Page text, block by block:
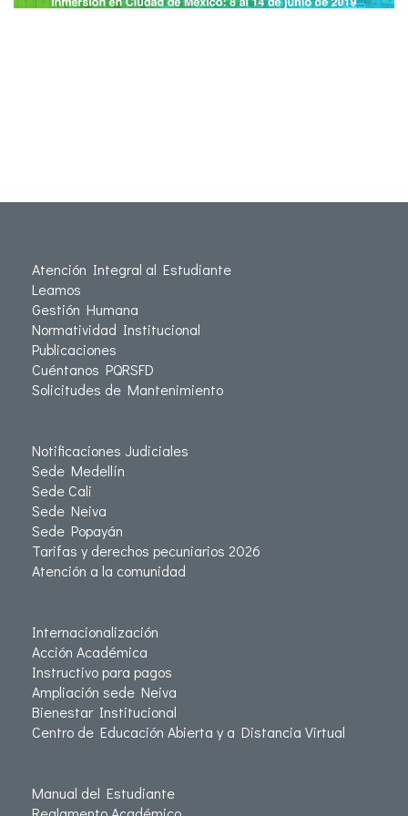
Atención Integral al Estudiante
Leamos
Gestión Humana
Normatividad Institucional
Publicaciones
Cuéntanos PQRSFD
Solicitudes de Mantenimiento
Notificaciones Judiciales
Sede Medellín
Sede Cali
Sede Neiva
Sede Popayán
Tarifas y derechos pecuniarios 2026
Atención a la comunidad
Internacionalización
Acción Académica
Instructivo para pagos
Ampliación sede Neiva
Bienestar Institucional
Centro de Educación Abierta y a Distancia Virtual
Manual del Estudiante